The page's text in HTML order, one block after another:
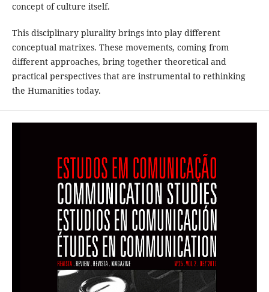
concept of culture itself.
This disciplinary plurality brings into play different
conceptual matrixes. These movements, coming from
different approaches, bring together theoretical and
practical perspectives that are instrumental to rethinking
the Humanities today.